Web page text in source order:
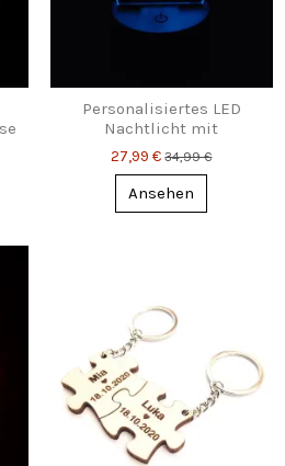
Personalisiertes LED
Nachtlicht mit
Unendlichkeitszeichen,
Namen & Datum
27,99 €34,99 €
Ansehen